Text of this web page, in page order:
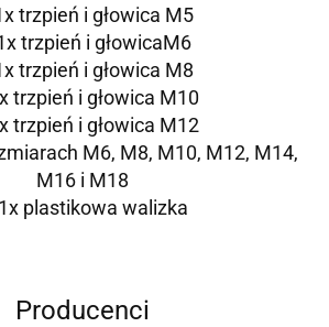
trzpień i głowica M5
trzpień i głowicaM6
trzpień i głowica M8
trzpień i głowica M10
trzpień i głowica M12
M6, M8, M10, M12, M14,
M16 i M18
plastikowa walizka
Producenci